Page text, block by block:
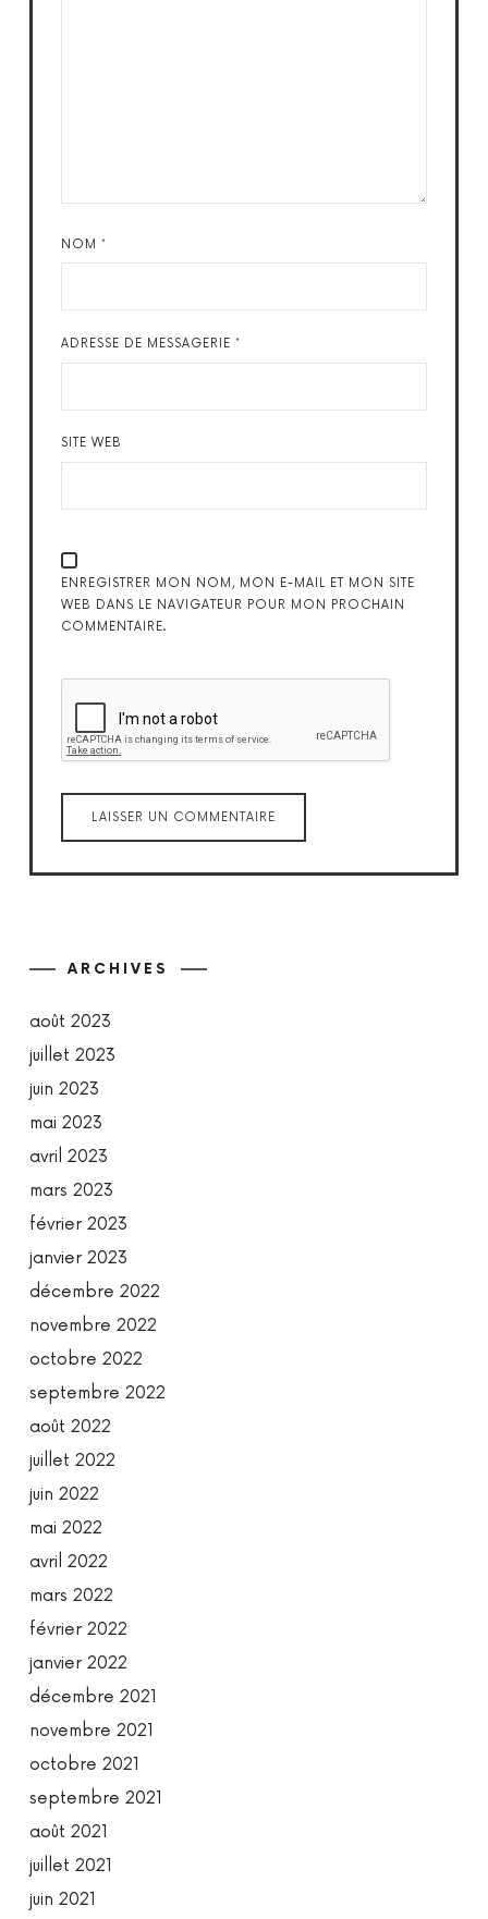
NOM *
ADRESSE DE MESSAGERIE *
SITE WEB
ENREGISTRER MON NOM, MON E-MAIL ET MON SITE
WEB DANS LE NAVIGATEUR POUR MON PROCHAIN
COMMENTAIRE.
ARCHIVES
août 2023
juillet 2023
juin 2023
mai 2023
avril 2023
mars 2023
février 2023
janvier 2023
décembre 2022
novembre 2022
octobre 2022
septembre 2022
août 2022
juillet 2022
juin 2022
mai 2022
avril 2022
mars 2022
février 2022
janvier 2022
décembre 2021
novembre 2021
octobre 2021
septembre 2021
août 2021
juillet 2021
juin 2021